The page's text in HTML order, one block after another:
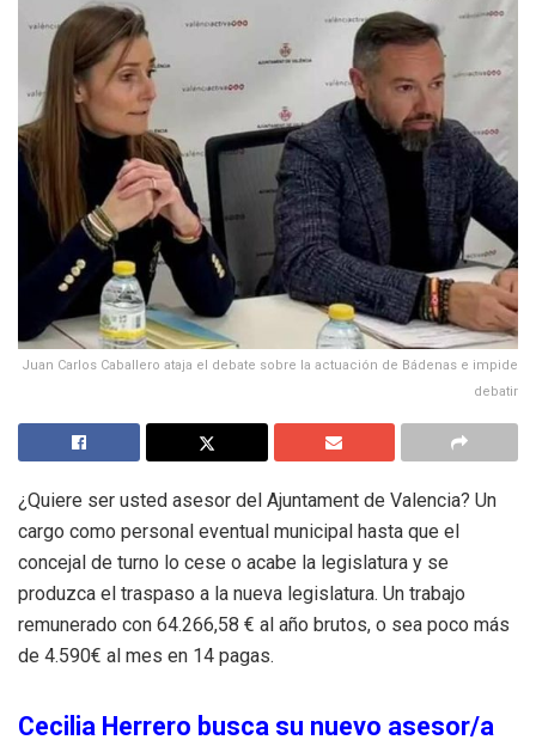
Juan Carlos Caballero ataja el debate sobre la actuación de Bádenas e impide
debatir
¿Quiere ser usted asesor del Ajuntament de Valencia? Un
cargo como personal eventual municipal hasta que el
concejal de turno lo cese o acabe la legislatura y se
produzca el traspaso a la nueva legislatura. Un trabajo
remunerado con 64.266,58 € al año brutos, o sea poco más
de 4.590€ al mes en 14 pagas.
Cecilia Herrero busca su nuevo asesor/a